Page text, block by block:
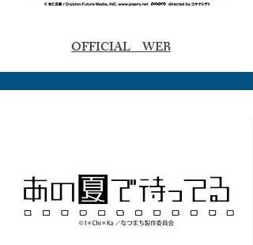
​OFFICIAL WEB